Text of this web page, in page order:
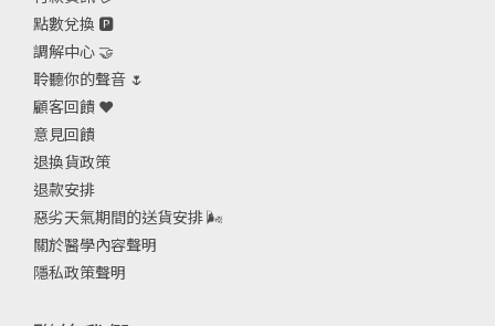
點數兌換 🅿️
調解中心 🤝
聆聽你的聲音 🌷
顧客回饋 ❤️
意見回饋
退換貨政策
退款安排
惡劣天氣期間的送貨安排🌬
關於醫學內容聲明
隱私政策聲明